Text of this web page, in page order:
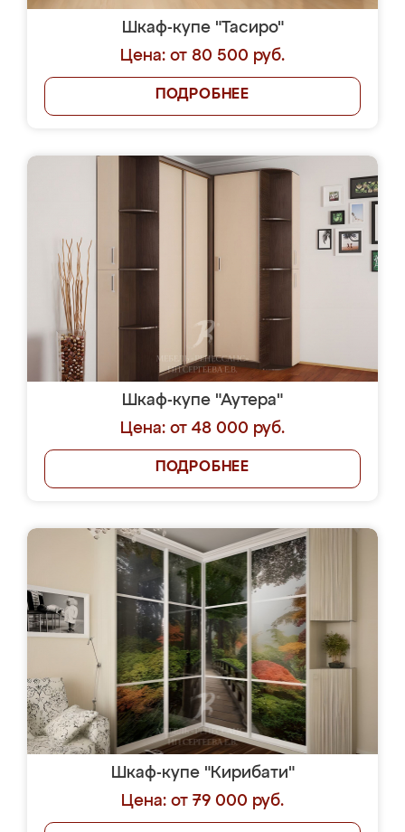
Шкаф-купе "Тасиро"
Цена: от 80 500 руб.
ПОДРОБНЕЕ
Шкаф-купе "Аутера"
Цена: от 48 000 руб.
ПОДРОБНЕЕ
Шкаф-купе "Кирибати"
Цена: от 79 000 руб.